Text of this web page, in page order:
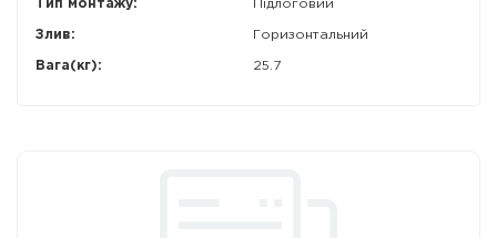
Тип монтажу: Підлоговий
Злив: Горизонтальний
Вага(кг): 25.7